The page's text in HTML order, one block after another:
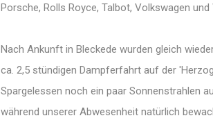
Porsche, Rolls Royce, Talbot, Volkswagen und
Nach Ankunft in Bleckede wurden gleich
ca. 2,5 stündigen Dampferfahrt auf der
Spargelessen noch ein paar Sonnenstrahlen
während unserer Abwesenheit natürlich